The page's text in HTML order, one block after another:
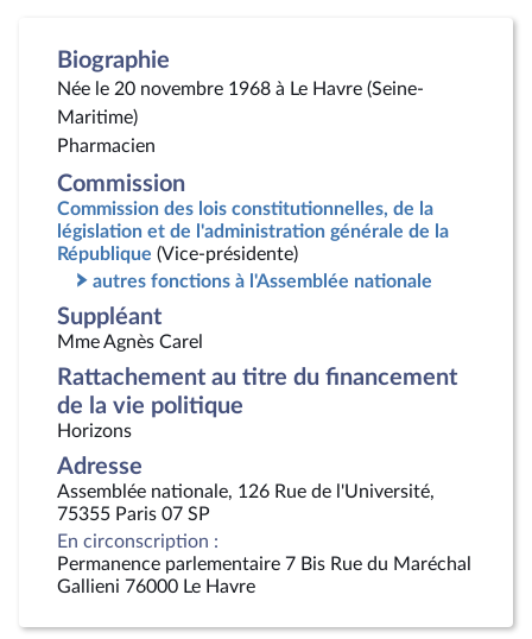
Biographie
Née le 20 novembre 1968 à Le Havre (Seine-
Maritime)
Pharmacien
Commission
Commission des lois constitutionnelles, de la
législation et de l'administration générale de la
République (Vice-présidente)
autres fonctions à l'Assemblée nationale
Suppléant
Mme Agnès Carel
Rattachement au titre du financement
de la vie politique
Horizons
Adresse
Assemblée nationale, 126 Rue de l'Université,
75355 Paris 07 SP
En circonscription :
Permanence parlementaire 7 Bis Rue du Maréchal
Gallieni 76000 Le Havre